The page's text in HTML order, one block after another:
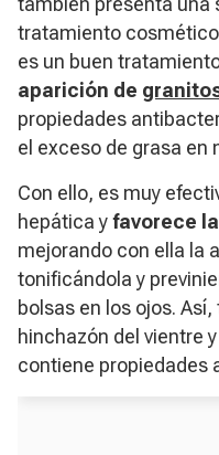
tratamiento
es un buen
aparición de
propiedades
el exceso de grasa en
Con ello, es muy
hepática yfavorece
mejorando con ella la
tonificándola y
bolsas en los ojos.
hinchazón del vientre
contiene propiedades